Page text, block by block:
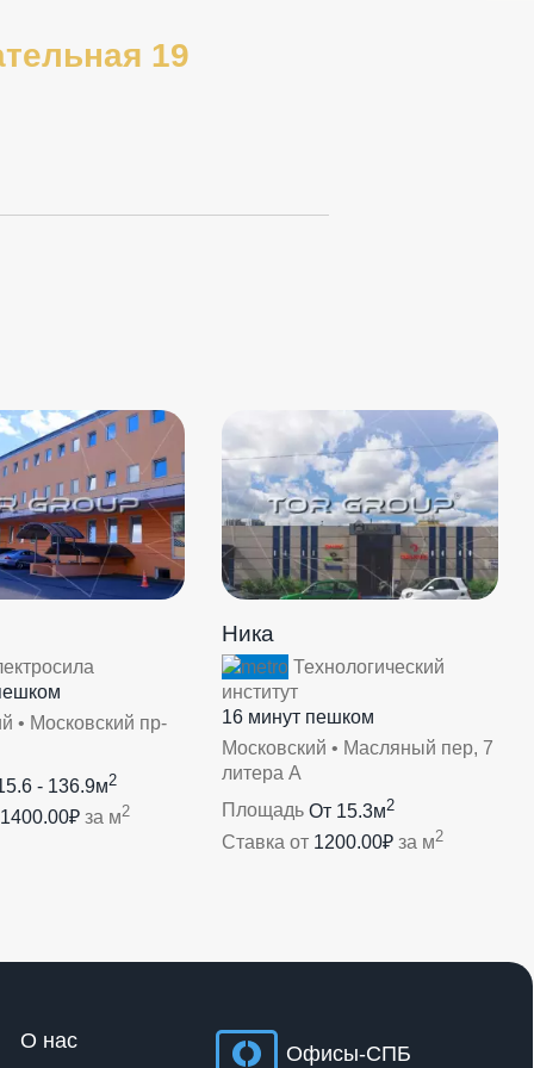
19
• Московский пр-
- 136.9м2
1400.00₽ за м2
Ника
Технологический
институт
16 минут пешком
Московский • Масляный пер, 7
литера А
Площадь От 15.3м2
Ставка от 1200.00₽ за м2
О нас
Офисы-СПБ